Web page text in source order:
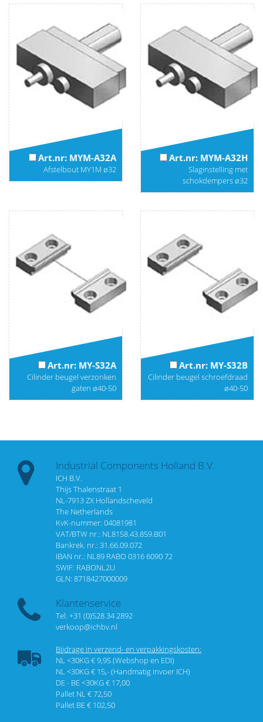
Art.nr: MYM-A32A
Afstelbout MY1M ø32
Art.nr: MYM-A32H
Slaginstelling met
schokdempers ø32
Art.nr: MY-S32A
Cilinder beugel verzonken
gaten ø40-50
Art.nr: MY-S32B
Cilinder beugel schroefdraad
ø40-50
Industrial Components Holland B.V.
ICH B.V.
Thijs Thalenstraat 1
NL-7913 ZX Hollandscheveld
The Netherlands
KvK-nummer: 04081981
VAT/BTW nr.: NL8158.43.859.B01
Bankrek. nr.: 31.66.09.072
IBAN nr.: NL89 RABO 0316 6090 72
SWIF: RABONL2U
GLN: 8718427000009
Klantenservice
Tel. +31 (0)528 34 2892
verkoop@ichbv.nl
Bijdrage in verzend- en verpakkingskosten:
NL <30KG € 9,95 (Webshop en EDI)
NL <30KG € 15,- (Handmatig invoer ICH)
DE - BE <30KG € 17,00
Pallet NL € 72,50
Pallet BE € 102,50